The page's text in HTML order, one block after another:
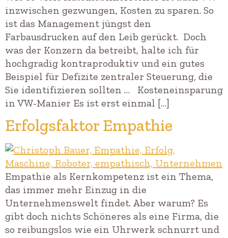
inzwischen gezwungen, Kosten zu sparen. So
ist das Management jüngst den
Farbausdrucken auf den Leib gerückt. Doch
was der Konzern da betreibt, halte ich für
hochgradig kontraproduktiv und ein gutes
Beispiel für Defizite zentraler Steuerung, die
Sie identifizieren sollten … Kosteneinsparung
in VW-Manier Es ist erst einmal […]
Erfolgsfaktor Empathie
Empathie als Kernkompetenz ist ein Thema,
das immer mehr Einzug in die
Unternehmenswelt findet. Aber warum? Es
gibt doch nichts Schöneres als eine Firma, die
so reibungslos wie ein Uhrwerk schnurrt und